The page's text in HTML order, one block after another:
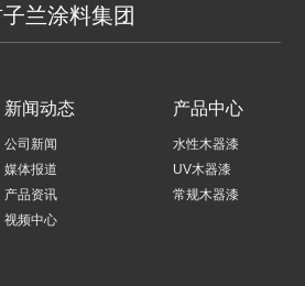
兰涂料集团
新闻动态
公司新闻
媒体报道
产品资讯
视频中心
产品中心
水性木器漆
UV木器漆
常规木器漆